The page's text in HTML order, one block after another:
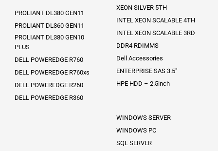
PROLIANT DL380 GEN11
PROLIANT DL360 GEN11
PROLIANT DL380 GEN10
PLUS
DELL POWEREDGE R760
DELL POWEREDGE R760xs
DELL POWEREDGE R260
DELL POWEREDGE R360
XEON SILVER 5TH
INTEL XEON SCALABLE 4TH
INTEL XEON SCALABLE 3RD
DDR4 RDIMMS
Dell Accessories
ENTERPRISE SAS 3.5″
HPE HDD – 2.5inch
WINDOWS SERVER
WINDOWS PC
SQL SERVER